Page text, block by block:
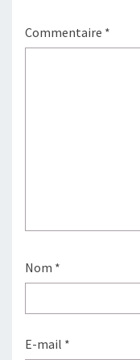
Commentaire *
Nom *
E-mail *